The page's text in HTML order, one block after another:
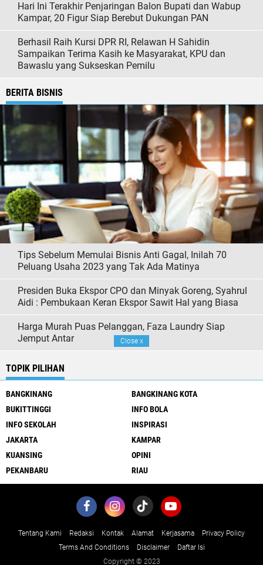
Hari Ini Terakhir Penjaringan Balon Bupati dan Wabup
Kampar, 20 Figur Siap Berebut Dukungan PAN
Berhasil Raih Kursi DPR RI, Relawan H Sahidin
Sampaikan Terima Kasih ke Masyarakat, KPU dan
Bawaslu yang Sukseskan Pemilu
BERITA BISNIS
Tips Sebelum Memulai Bisnis Anti Gagal, Inilah 70
Peluang Usaha 2023 yang Tak Ada Matinya
Presiden Buka Ekspor CPO dan Minyak Goreng, Syahrul
Aidi : Pembukaan Keran Ekspor Sawit Hal yang Biasa
Harga Murah Puas Pelanggan, Faza Laundry Siap
Jemput Antar
TOPIK PILIHAN
BANGKINANG
BANGKINANG KOTA
BUKITTINGGI
INFO BOLA
INFO SEKOLAH
INSPIRASI
JAKARTA
KAMPAR
KUANSING
OPINI
PEKANBARU
RIAU
Tentang Kami Redaksi Kontak Alamat Kerjasama
Privacy Policy
Terms And Conditions
Disclaimer
Daftar Isi
Copyright © 2023
Close x